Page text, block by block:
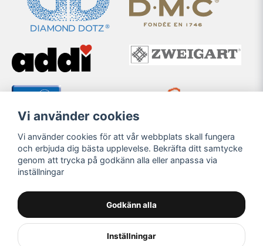
Vi använder cookies
Vi använder cookies för att vår webbplats skall fungera
och erbjuda dig bästa upplevelse. Bekräfta ditt samtycke
genom att trycka på godkänn alla eller anpassa via
inställningar
Godkänn alla
Inställningar